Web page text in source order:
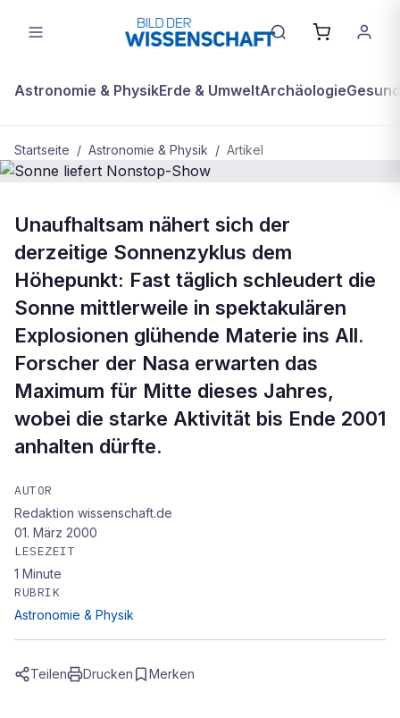
Astronomie & PhysikErde & UmweltArchäologie
Startseite / Astronomie & Physik / Artikel
Sonne liefert Nonstop-Show
Unaufhaltsam nähert sich der
derzeitige Sonnenzyklus dem
Höhepunkt: Fast täglich schleudert die
Sonne mittlerweile in spektakulären
Explosionen glühende Materie ins All.
Forscher der Nasa erwarten das
Maximum für Mitte dieses Jahres,
wobei die starke Aktivität bis Ende 2001
anhalten dürfte.
AUTOR
Redaktion wissenschaft.de
01. März 2000
LESEZEIT
1 Minute
RUBRIK
Astronomie & Physik
Teilen Drucken Merken